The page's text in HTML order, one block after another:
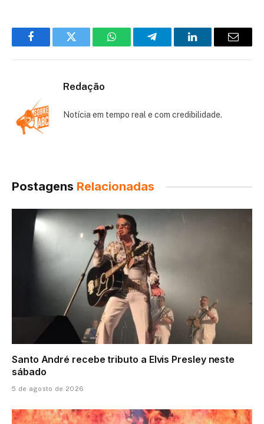
FacebookTwitter WhatsAppTelegramLinkedInEmail
Redação
Notícia em tempo real e com credibilidade.
Postagens Relacionadas
Santo André recebe tributo a Elvis Presley neste
sábado
5 de agosto de 2026